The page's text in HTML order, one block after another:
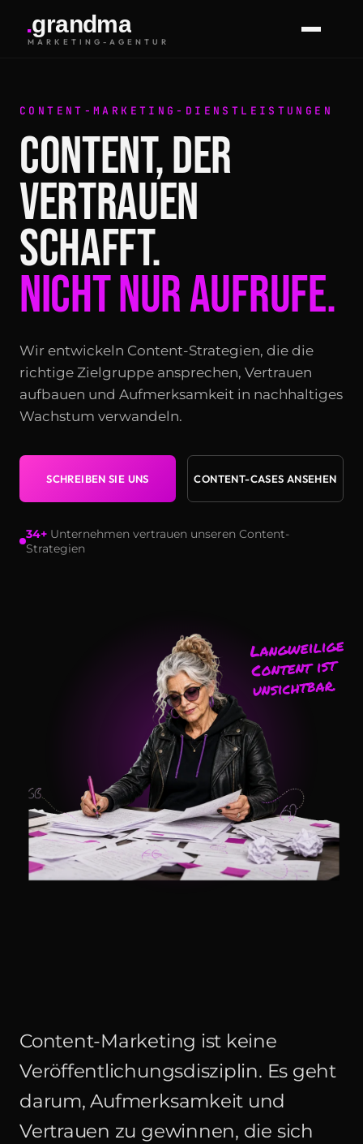
.grandma
MARKETING-AGENTUR
CONTENT-MARKETING-DIENSTLEISTUNGEN
CONTENT, DER
VERTRAUEN
SCHAFFT.
NICHT NUR AUFRUFE.
Wir entwickeln Content-Strategien, die die
richtige Zielgruppe ansprechen, Vertrauen
aufbauen und Aufmerksamkeit in nachhaltiges
Wachstum verwandeln.
SCHREIBEN SIE UNS CONTENT-CASES ANSEHEN
34+ Unternehmen vertrauen unseren Content-
Strategien
Langweiliger
Content ist
unsichtbar.
Content-Marketing ist keine
Veröffentlichungsdisziplin. Es geht
darum, Aufmerksamkeit und
Vertrauen zu gewinnen, die sich